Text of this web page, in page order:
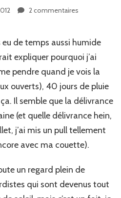
2 commentaires
soleil…
eu de temps aussi humide
expliquer pourquoi j’ai
pendre quand je vois la
ouverts), 40 jours de pluie
Il semble que la délivrance
(et quelle délivrance hein,
j’ai mis un pull tellement
avec ma couette).
un regard plein de
qui sont devenus tout